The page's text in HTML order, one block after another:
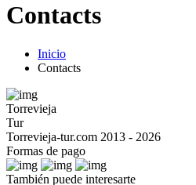
Contacts
Inicio
Contacts
Torrevieja
Tur
Torrevieja-tur.com 2013 - 2026
Formas de pago
También puede interesarte